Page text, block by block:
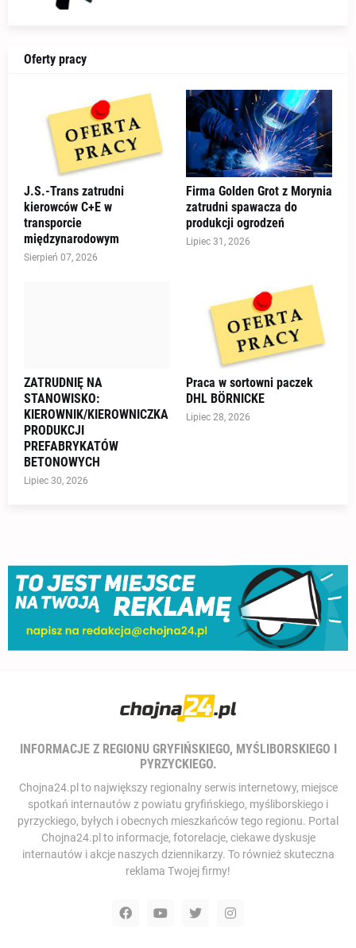
Oferty pracy
J.S.-Trans zatrudni
kierowców C+E w
transporcie
międzynarodowym
Sierpień 07, 2026
Firma Golden Grot z Morynia
zatrudni spawacza do
produkcji ogrodzeń
Lipiec 31, 2026
ZATRUDNIĘ NA
STANOWISKO:
KIEROWNIK/KIEROWNICZKA
PRODUKCJI
PREFABRYKATÓW
BETONOWYCH
Lipiec 30, 2026
Praca w sortowni paczek
DHL BÖRNICKE
Lipiec 28, 2026
INFORMACJE Z REGIONU GRYFIŃSKIEGO, MYŚLIBORSKIEGO I
PYRZYCKIEGO.
Chojna24.pl to największy regionalny serwis internetowy, miejsce
spotkań internautów z powiatu gryfińskiego, myśliborskiego i
pyrzyckiego, byłych i obecnych mieszkańców tego regionu. Portal
Chojna24.pl to informacje, fotorelacje, ciekawe dyskusje
internautów i akcje naszych dziennikarzy. To również skuteczna
reklama Twojej firmy!